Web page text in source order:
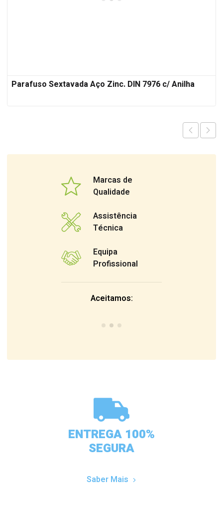
Parafuso Sextavada Aço Zinc. DIN 7976 c/ Anilha
Marcas de
Qualidade
Assistência
Técnica
Equipa
Profissional
Aceitamos:
ENTREGA 100%
SEGURA
Saber Mais